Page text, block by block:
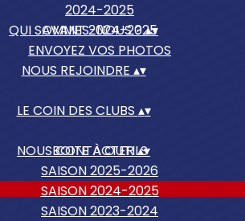
2024-2025
AVANT 2024-2025
ENVOYEZ VOS PHOTOS
QUI SOMMES-NOUS ?▴▾
NOUS REJOINDRE ▴▾
LE COIN DES CLUBS ▴▾
BOITE À OUTILS
SAISON 2025-2026
SAISON 2024-2025
SAISON 2023-2024
NOUS CONTACTER▴▾